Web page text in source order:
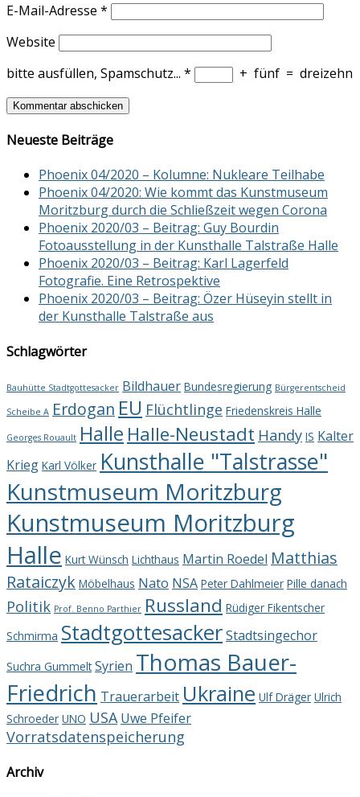
E-Mail-Adresse *
Website
bitte ausfüllen, Spamschutz... * + fünf = dreizehn
Neueste Beiträge
Phoenix 04/2020 – Kolumne: Nukleare Teilhabe
Phoenix 04/2020: Wie kommt das Kunstmuseum
Moritzburg durch die Schließzeit wegen Corona
Phoenix 2020/03 – Beitrag: Guy Bourdin
Fotoausstellung in der Kunsthalle Talstraße Halle
Phoenix 2020/03 – Beitrag: Karl Lagerfeld
Fotografie. Eine Retrospektive
Phoenix 2020/03 – Beitrag: Özer Hüseyin stellt in
der Kunsthalle Talstraße aus
Schlagwörter
Bauhütte Stadtgottesacker Bildhauer Bundesregierung Bürgerentscheid
Scheibe A Erdogan EU Flüchtlinge Friedenskreis Halle
Georges Rouault Halle Halle-Neustadt Handy IS Kalter
Krieg Karl Völker Kunsthalle "Talstrasse"
Kunstmuseum Moritzburg
Kunstmuseum Moritzburg
Halle Kurt Wünsch Lichthaus Martin Roedel Matthias
Rataiczyk Möbelhaus Nato NSA Peter Dahlmeier Pille danach
Politik Prof. Benno Parthier Russland Rüdiger Fikentscher
Schmirma StadtgottesackerStadtsingechor
Suchra Gummelt Syrien Thomas Bauer-
Friedrich Trauerarbeit Ukraine Ulf Dräger Ulrich
Schroeder UNO USA Uwe Pfeifer
Vorratsdatenspeicherung
Archiv